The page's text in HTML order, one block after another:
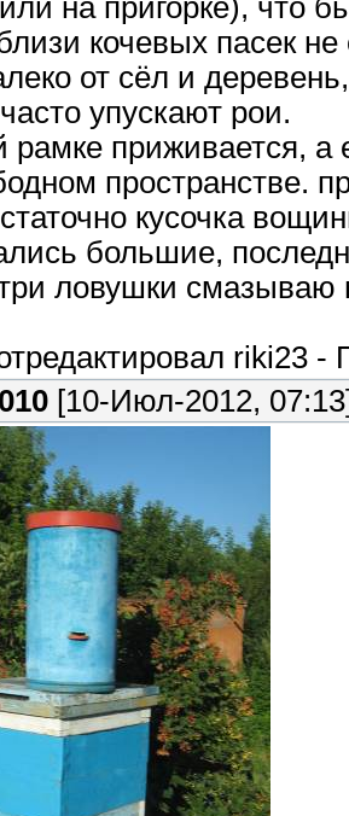
на пригорке), что
кочевых пасек
от сёл и
упускают рои.
рамке приживается, а
пространстве.
кусочка
большие,
ловушки смазываю
riki23 -
[10-Июл-2012,